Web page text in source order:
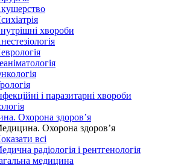
хвороби
і паразитарні хвороби
Охорона здоров’я
Охорона здоров’я
всі
радіологія і рентгенологія
медицина